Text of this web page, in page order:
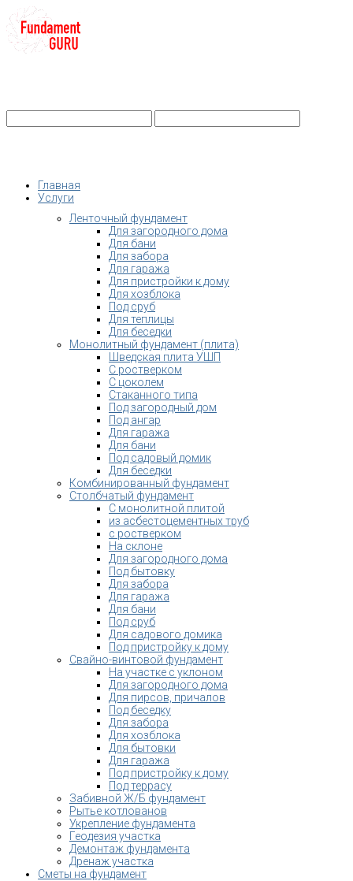
Главная
Услуги
Ленточный фундамент
Для загородного дома
Для бани
Для забора
Для гаража
Для пристройки к дому
Для хозблока
Под сруб
Для теплицы
Для беседки
Монолитный фундамент (плита)
Шведская плита УШП
С ростверком
С цоколем
Стаканного типа
Под загородный дом
Под ангар
Для гаража
Для бани
Под садовый домик
Для беседки
Комбинированный фундамент
Столбчатый фундамент
С монолитной плитой
из асбестоцементных труб
с ростверком
На склоне
Для загородного дома
Под бытовку
Для забора
Для гаража
Для бани
Под сруб
Для садового домика
Под пристройку к дому
Свайно-винтовой фундамент
На участке с уклоном
Для загородного дома
Для пирсов, причалов
Под беседку
Для забора
Для хозблока
Для бытовки
Для гаража
Под пристройку к дому
Под террасу
Забивной Ж/Б фундамент
Рытье котлованов
Укрепление фундамента
Геодезия участка
Демонтаж фундамента
Дренаж участка
Сметы на фундамент